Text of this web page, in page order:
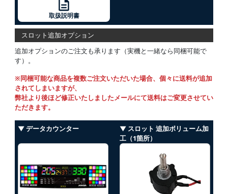
取扱説明書
スロット追加オプション
追加オプションのご注文も承ります（実機と一緒なら同梱可能で
す）。
※同梱可能な商品を複数ご注文いただいた場合、個々に送料が追加
されてしまいますが、
弊社より後ほど修正いたしましたメールにて送料はご変更させてい
ただきます。
▼ データカウンター
▼ スロット 追加ボリューム加
工（1箇所）